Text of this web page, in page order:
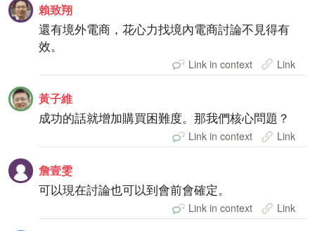
賴致翔
還有境外電商，花心力找境內電商討論不見得有
效。
Link in context Link
黃子維
成功的話就增加購買困難度。那我們核心問題？
Link in context Link
詹壹雯
可以現在討論也可以到會前會確定。
Link in context Link